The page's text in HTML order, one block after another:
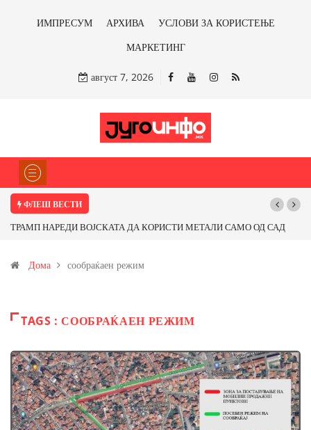
ИМПРЕСУМ АРХИВА
УСЛОВИ ЗА КОРИСТЕЊЕ
МАРКЕТИНГ
август 7, 2026
ФЛЕШ ВЕСТИ
ТРАМП НАРЕДИ ВОЈСКАТА ДА КОРИСТИ МЕТАЛИ САМО ОД САД
Иловица и со антимонот?
Дома сообраќаен режим
TAGS : СООБРАЌАЕН РЕЖИМ